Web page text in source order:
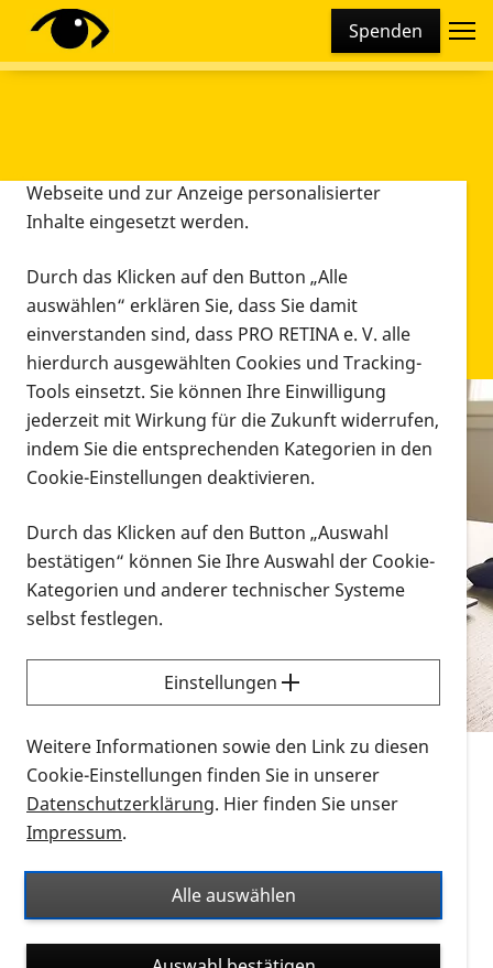
Spenden
Infomaterial
Infomaterial
Vorlesen
Alle Infomaterialien in verschiedenen
Formaten an einem Ort
Sie möchten wissen, wie Sie nach Infonmaterial
suchen und dieses bestellen bzw. herunterladen
können? Schauen Sie sich dieErklärvideos zum
Thema Infomaterial auf der PRO RETINA-Website
für blinde und sehbehinderte Menschen an.
Auf dieser Seite finden Sie sämtliches Infomaterial
Ort. Nutzen Sie den Formatfilter, um ausschließlich
nach Flyern und Broschüren, Audios oder Videos zu
suchen. Die meisten Flyer und Broschüren werden in
Diese Webseite setzt verschiedene Cookies und
Tracking-Tools ein. Dies beinhaltet Cookies und
Webseite und zur Anzeige personalisierter
Inhalte eingesetzt werden.
Durch das Klicken auf den Button „Alle
auswählen“ erklären Sie, dass Sie damit
einverstanden sind, dass PRO RETINA e. V. alle
hierdurch ausgewählten Cookies und Tracking-
Tools einsetzt. Sie können Ihre Einwilligung
jederzeit mit Wirkung für die Zukunft widerrufen,
indem Sie die entsprechenden Kategorien in den
Cookie-Einstellungen deaktivieren.
Durch das Klicken auf den Button „Auswahl
bestätigen“ können Sie Ihre Auswahl der Cookie-
Kategorien und anderer technischer Systeme
selbst festlegen.
Einstellungen
Weitere Informationen sowie den Link zu diesen
Cookie-Einstellungen finden Sie in unserer
Datenschutzerklärung. Hier finden Sie unser
Impressum.
Alle auswählen